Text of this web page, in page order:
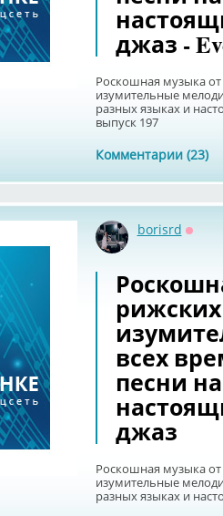
джаз -
Роскошная музыка
изумительные
разных языках и
выпуск 197
Комментарии (23)
borisrd
всех
песни
джаз
Роскошная музыка
изумительные
разных языках и